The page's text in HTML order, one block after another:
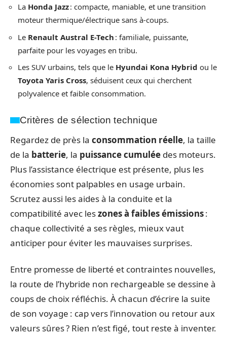
La Honda Jazz: compacte, maniable, et une transition
moteur thermique/électrique sans à-coups.
Le Renault Austral E-Tech : familiale, puissante,
parfaite pour les voyages en tribu.
Les SUV urbains, tels que le Hyundai Kona Hybrid ou le
Toyota Yaris Cross, séduisent ceux qui cherchent
polyvalence et faible consommation.
Critères de sélection technique
Regardez de près la consommation réelle, la taille
de la batterie, la puissance cumulée des moteurs.
Plus l’assistance électrique est présente, plus les
économies sont palpables en usage urbain.
Scrutez aussi les aides à la conduite et la
compatibilité avec leszones à faibles émissions:
chaque collectivité a ses règles, mieux vaut
anticiper pour éviter les mauvaises surprises.
Entre promesse de liberté et contraintes nouvelles,
la route de l’hybride non rechargeable se dessine à
coups de choix réfléchis. À chacun d’écrire la suite
de son voyage : cap vers l’innovation ou retour aux
valeurs sûres ? Rien n’est figé, tout reste à inventer.